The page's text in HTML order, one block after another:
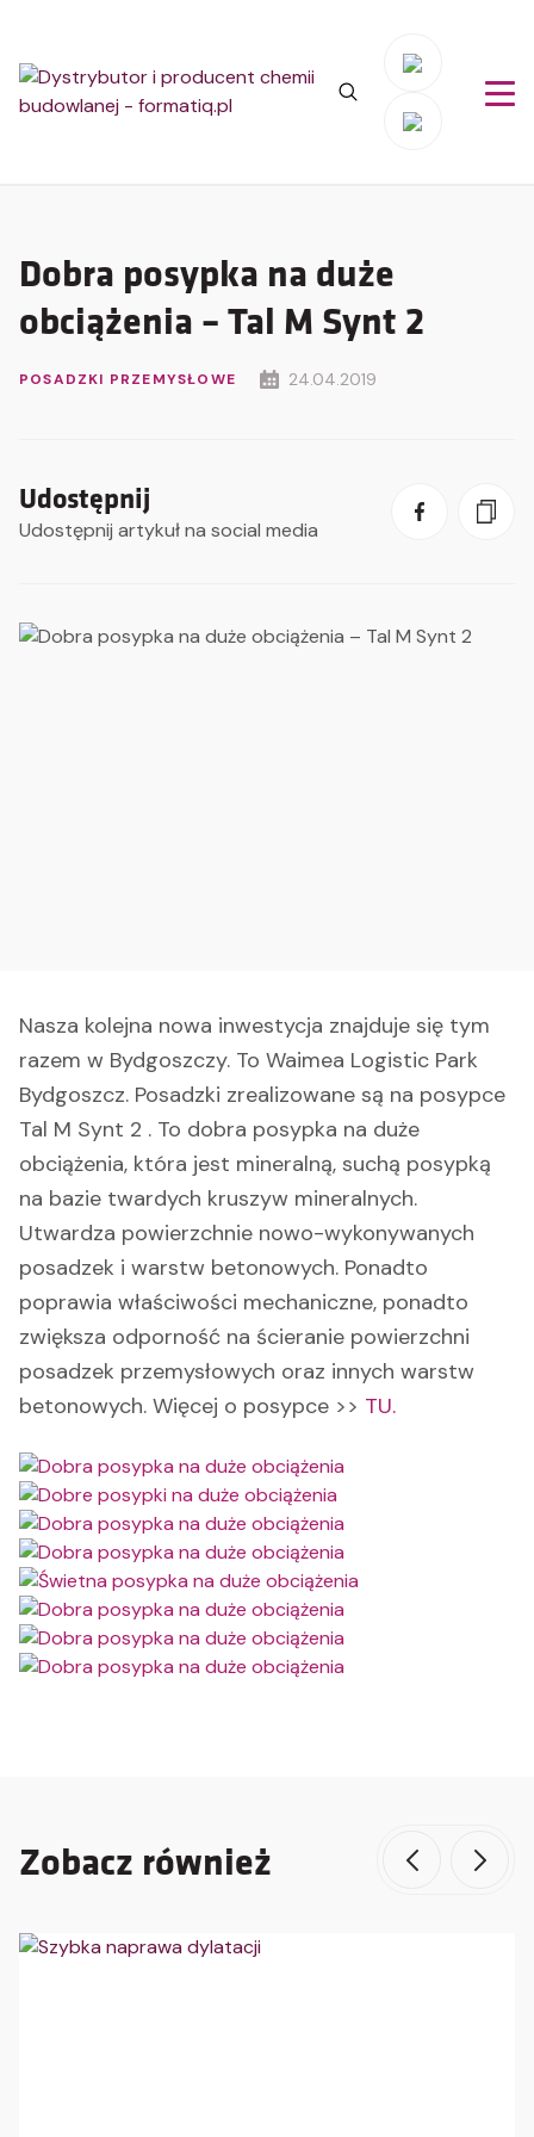
Dobra posypka na duże
obciążenia – Tal M Synt 2
POSADZKI PRZEMYSŁOWE 24.04.2019
Udostępnij
Udostępnij artykuł na social media
Nasza kolejna nowa inwestycja znajduje się tym
razem w Bydgoszczy. To Waimea Logistic Park
Bydgoszcz. Posadzki zrealizowane są na posypce
Tal M Synt 2 . To dobra posypka na duże
obciążenia, która jest mineralną, suchą posypką
na bazie twardych kruszyw mineralnych.
Utwardza powierzchnie nowo-wykonywanych
posadzek i warstw betonowych. Ponadto
poprawia właściwości mechaniczne, ponadto
zwiększa odporność na ścieranie powierzchni
posadzek przemysłowych oraz innych warstw
betonowych. Więcej o posypce >> TU.
Zobacz również